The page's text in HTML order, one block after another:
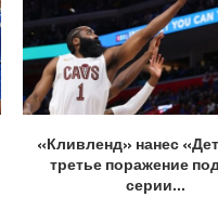
«Кливленд» нанес
третье поражение
серии...